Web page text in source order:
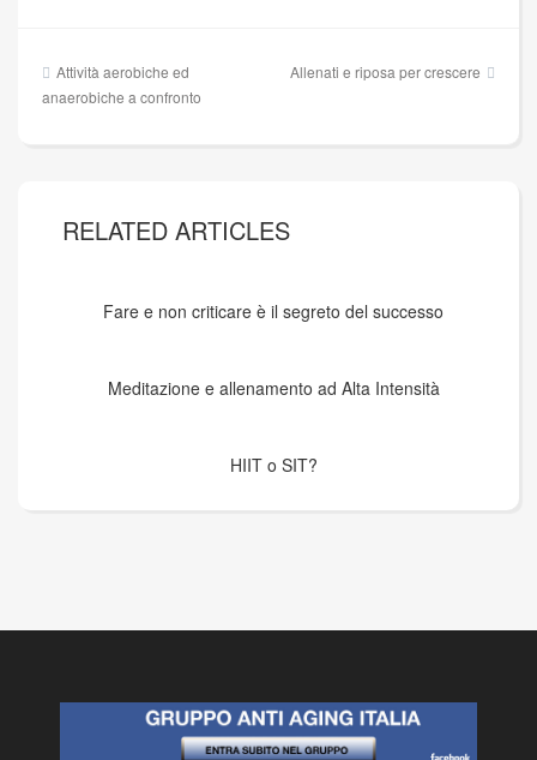
Navigazione
articoli
Attività aerobiche ed
anaerobiche a confronto
Allenati e riposa per crescere
RELATED ARTICLES
Fare e non criticare è il segreto del successo
Meditazione e allenamento ad Alta Intensità
HIIT o SIT?